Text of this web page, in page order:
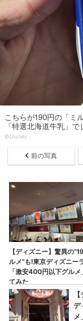
こちらが190円の「ミ
「特選北海道牛乳」で
©Disney
前の写真